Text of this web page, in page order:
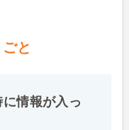
と
情報が入っ